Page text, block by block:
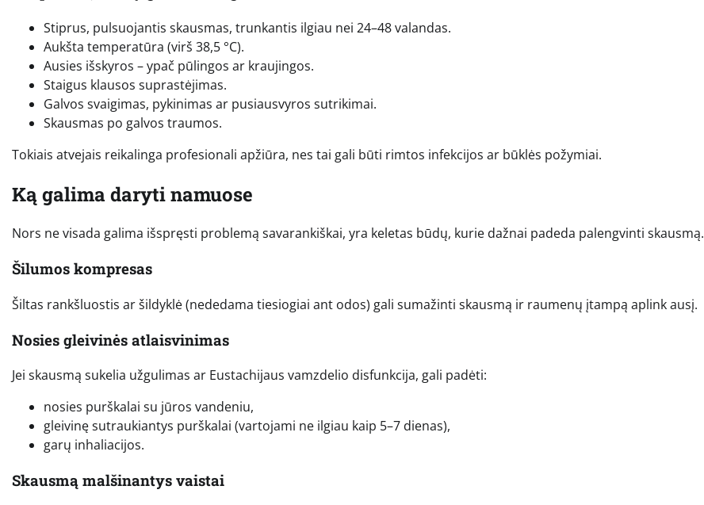
Stiprus, pulsuojantis skausmas, trunkantis ilgiau nei 24–48 valandas.
Aukšta temperatūra (virš 38,5 °C).
Ausies išskyros – ypač pūlingos ar kraujingos.
Staigus klausos suprastėjimas.
Galvos svaigimas, pykinimas ar pusiausvyros sutrikimai.
Skausmas po galvos traumos.
Tokiais atvejais reikalinga profesionali apžiūra, nes tai gali būti rimtos infekcijos ar būklės požymiai.
Ką galima daryti namuose
Nors ne visada galima išspręsti problemą savarankiškai, yra keletas būdų, kurie dažnai padeda palengvinti skausmą.
Šilumos kompresas
Šiltas rankšluostis ar šildyklė (nededama tiesiogiai ant odos) gali sumažinti skausmą ir raumenų įtampą aplink ausį.
Nosies gleivinės atlaisvinimas
Jei skausmą sukelia užgulimas ar Eustachijaus vamzdelio disfunkcija, gali padėti:
nosies purškalai su jūros vandeniu,
gleivinę sutraukiantys purškalai (vartojami ne ilgiau kaip 5–7 dienas),
garų inhaliacijos.
Skausmą malšinantys vaistai